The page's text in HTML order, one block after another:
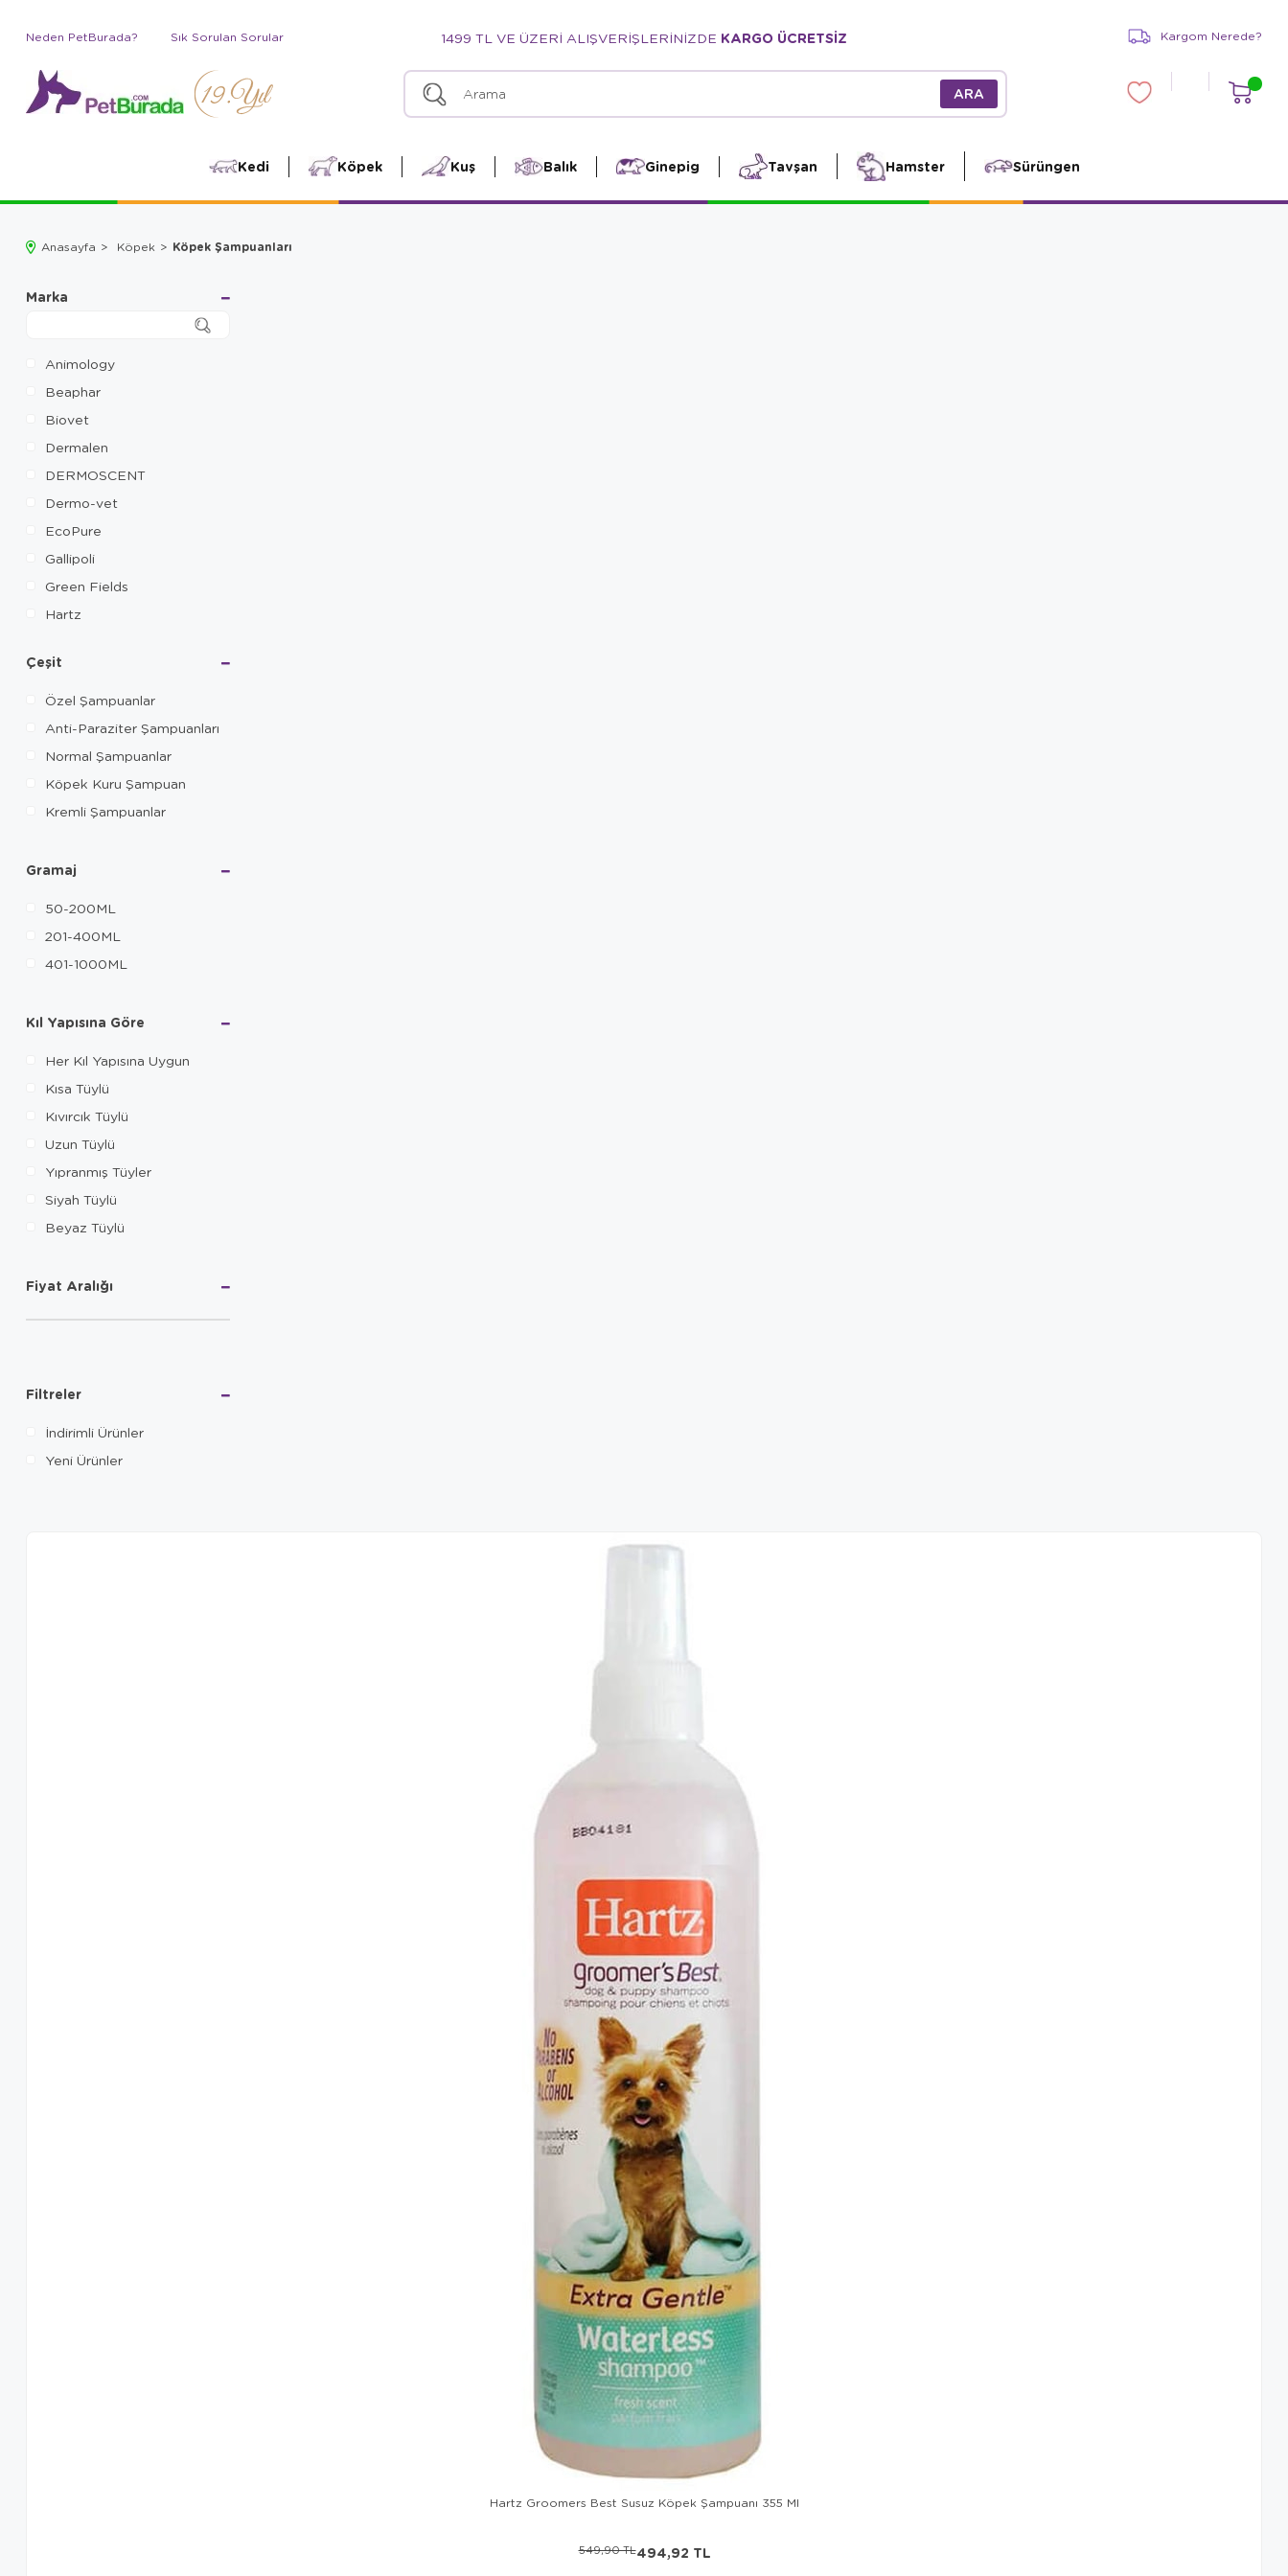
Neden PetBurada? Sık Sorulan Sorular 1499 TL VE ÜZERİ ALIŞVERİŞLERİNİZDE KARGO ÜCRETSİZ Kargom Nerede?
Kedi Köpek Kuş Balık Ginepig Tavşan Hamster Sürüngen
Anasayfa Köpek Köpek Şampuanları
Marka
Animology
Beaphar
Biovet
Dermalen
DERMOSCENT
Dermo-vet
EcoPure
Gallipoli
Green Fields
Hartz
Karlie
Menforsan
Patimax
PET Active
Pet Corn
Pharmax
Purele
Trixie
Çeşit
Özel Şampuanlar
Anti-Paraziter Şampuanları
Normal Şampuanlar
Köpek Kuru Şampuan
Kremli Şampuanlar
Gramaj
50-200ML
201-400ML
401-1000ML
Kıl Yapısına Göre
Her Kıl Yapısına Uygun
Kısa Tüylü
Kıvırcık Tüylü
Uzun Tüylü
Yıpranmış Tüyler
Siyah Tüylü
Beyaz Tüylü
Fiyat Aralığı
Filtreler
İndirimli Ürünler
Yeni Ürünler
Hartz Groomers Best Susuz Köpek Şampuanı 355 Ml
494,92 TL
549,90 TL